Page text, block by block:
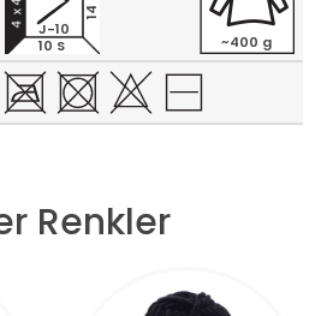
10 S
14 R
J-10
~400 g
Renkler